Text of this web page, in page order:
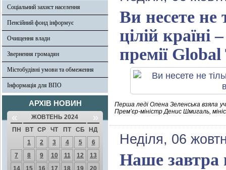
Соціальний захист населення
Пенсійний фонд інформує
Очищення влади
Звернення громадян
Містобудівні умови та обмеження
Інформація для ВПО
АРХІВ НОВИН
« ЖОВТЕНЬ 2024 »
ПН ВТ СР ЧТ ПТ СБ
НД
1
2 3 4 5
6
7
8 9 10 11 12
13
14
15 16 17 18 19
20
Ви несете не
цілій країні
премії
Перша леді Олена Зеленська взяла
Премʼєр-міністр Денис Шмигаль,
Неділя, 06
Наше завтра